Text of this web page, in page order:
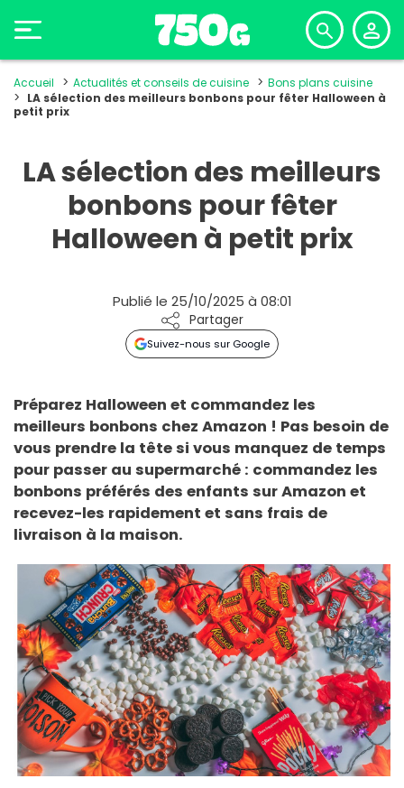
Accueil Actualités et conseils de cuisine
Bons plans cuisine
LA sélection des meilleurs bonbons pour fêter Halloween à
petit prix
LA sélection des meilleurs
bonbons pour fêter
Halloween à petit prix
Publié le 25/10/2025 à 08:01
Partager
Suivez-nous sur Google
Préparez Halloween et commandez les
meilleurs bonbons chez Amazon ! Pas besoin de
vous prendre la tête si vous manquez de temps
pour passer au supermarché : commandez les
bonbons préférés des enfants sur Amazon et
recevez-les rapidement et sans frais de
livraison à la maison.